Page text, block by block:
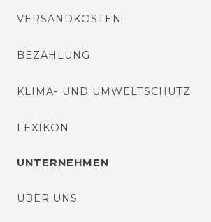
VERSANDKOSTEN
BEZAHLUNG
KLIMA- UND UMWELTSCHUTZ
LEXIKON
UNTERNEHMEN
ÜBER UNS